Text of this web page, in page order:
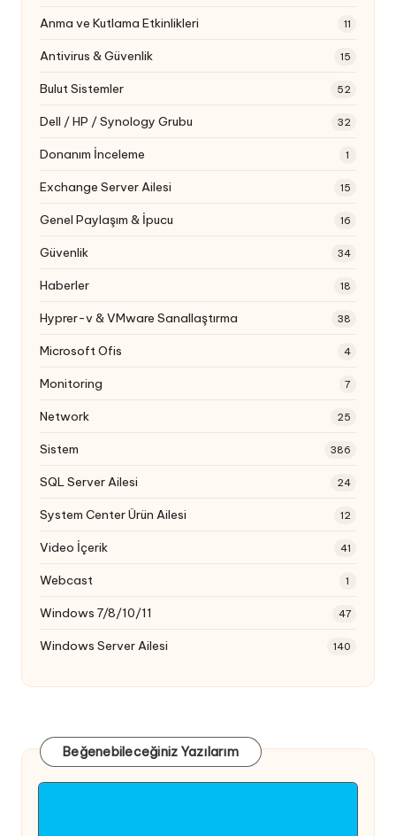
Anma ve Kutlama Etkinlikleri 11
Antivirus & Güvenlik 15
Bulut Sistemler 52
Dell / HP / Synology Grubu 32
Donanım İnceleme 1
Exchange Server Ailesi 15
Genel Paylaşım & İpucu 16
Güvenlik 34
Haberler 18
Hyprer-v & VMware Sanallaştırma 38
Microsoft Ofis 4
Monitoring 7
Network 25
Sistem 386
SQL Server Ailesi 24
System Center Ürün Ailesi 12
Video İçerik 41
Webcast 1
Windows 7/8/10/11 47
Windows Server Ailesi 140
Beğenebileceğiniz Yazılarım